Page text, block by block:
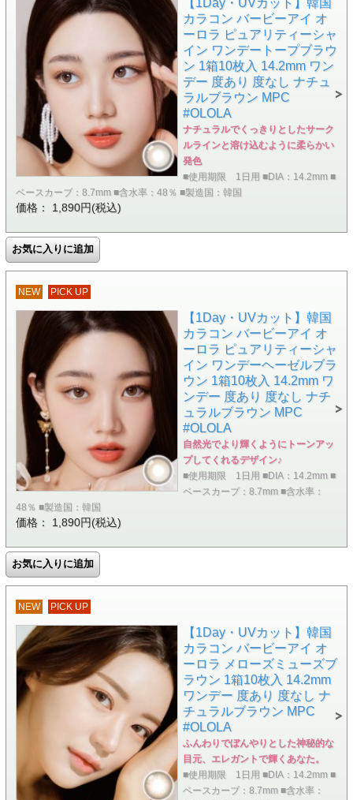
【1Day・UVカット】韓国
カラコン バービーアイ オ
ーロラ ピュアリティーシャ
イン ワンデートープブラウ
ン 1箱10枚入 14.2mm ワン
デー 度あり 度なし ナチュ
ラルブラウン MPC
#OLOLA
ナチュラルでくっきりとしたサーク
ルラインと溶け込むように柔らかい
発色
■使用期限 1日用 ■DIA：14.2mm ■
ベースカーブ：8.7mm ■含水率：48％ ■製造国：韓国
価格： 1,890円(税込)
NEW PICK UP
【1Day・UVカット】韓国
カラコン バービーアイ オ
ーロラ ピュアリティーシャ
イン ワンデーヘーゼルブラ
ウン 1箱10枚入 14.2mm ワ
ンデー 度あり 度なし ナチ
ュラルブラウン MPC
#OLOLA
自然光でより輝くようにトーンアッ
プしてくれるデザイン♪
■使用期限 1日用 ■DIA：14.2mm ■
ベースカーブ：8.7mm ■含水率：
48％ ■製造国：韓国
価格： 1,890円(税込)
NEW PICK UP
【1Day・UVカット】韓国
カラコン バービーアイ オ
ーロラ メローズミューズブ
ラウン 1箱10枚入 14.2mm
ワンデー 度あり 度なし ナ
チュラルブラウン MPC
#OLOLA
ふんわりでぼんやりとした神秘的な
目元、エレガントで輝くあなた。
■使用期限 1日用 ■DIA：14.2mm ■
ベースカーブ：8.7mm ■含水率：